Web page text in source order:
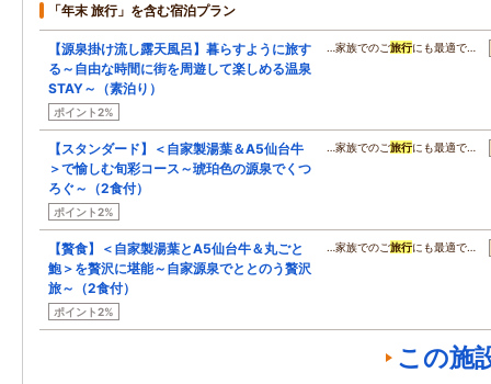
「年末 旅行」を含む宿泊プラン
【源泉掛け流し露天風呂】暮らすように旅す
る～自由な時間に街を周遊して楽しめる温泉
STAY～（素泊り）
ポイント2%
…家族でのご旅行にも最適で…
【スタンダード】＜自家製湯葉＆A5仙台牛
＞で愉しむ旬彩コース～琥珀色の源泉でくつ
ろぐ～（2食付）
ポイント2%
…家族でのご旅行にも最適で…
【贅食】＜自家製湯葉とA5仙台牛＆丸ごと
鮑＞を贅沢に堪能～自家源泉でととのう贅沢
旅～（2食付）
ポイント2%
…家族でのご旅行にも最適で…
この施